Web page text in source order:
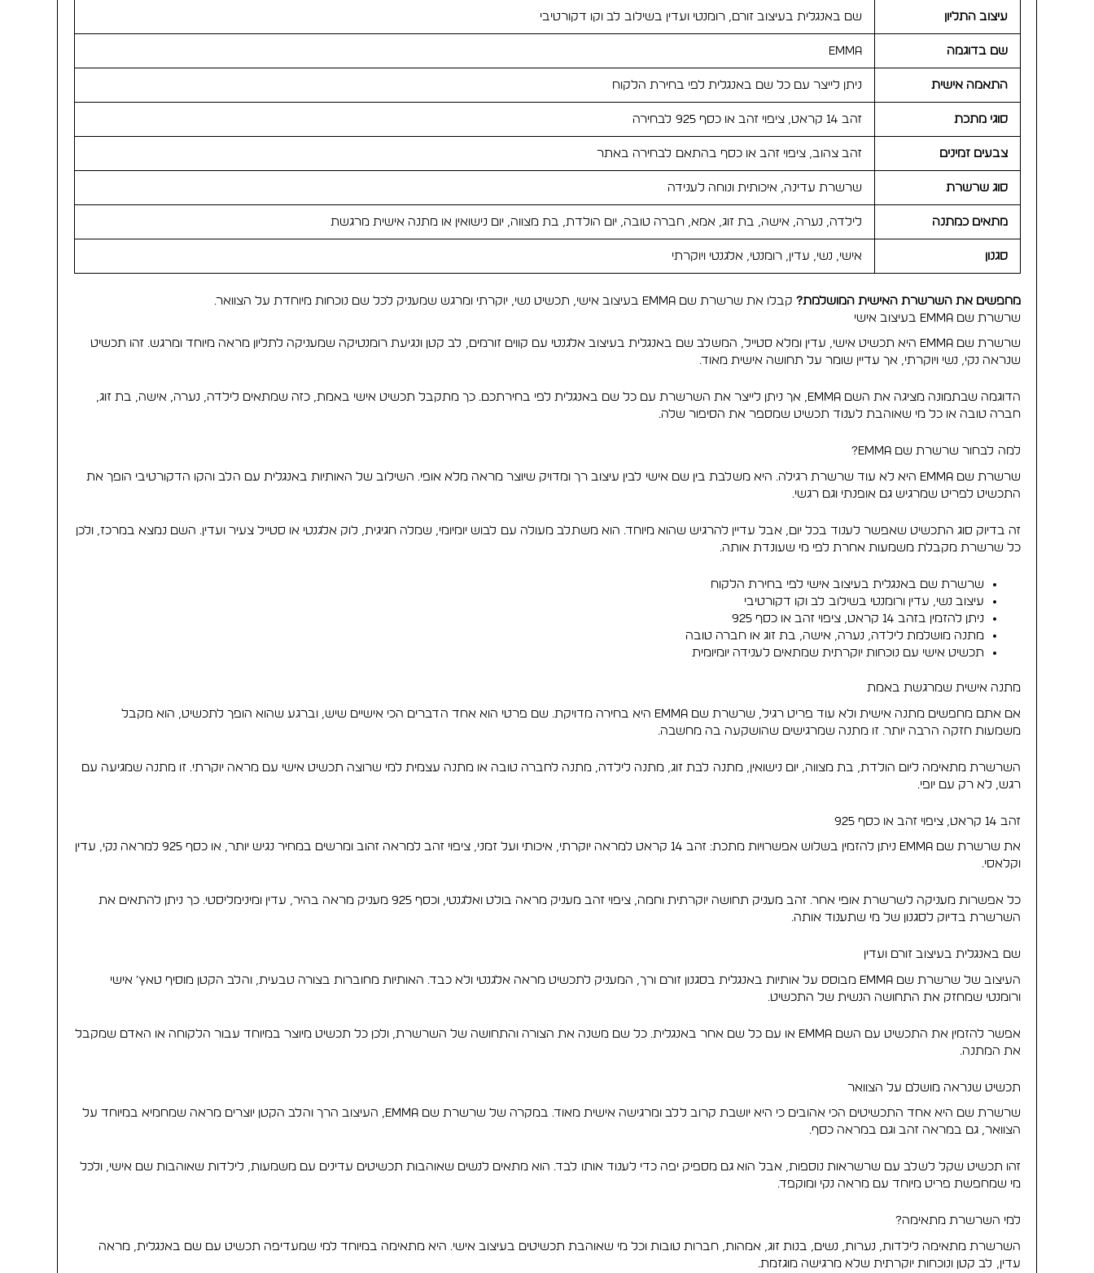
עיצוב התליון שם באנגלית בעיצוב זורם, רומנטי ועדין בשילוב לב וקו דקורטיבי
שם בדוגמה Emma
התאמה אישית ניתן לייצר עם כל שם באנגלית לפי בחירת הלקוח
סוגי מתכת זהב 14 קראט, ציפוי זהב או כסף 925 לבחירה
צבעים זמינים זהב צהוב, ציפוי זהב או כסף בהתאם לבחירה באתר
סוג שרשרת שרשרת עדינה, איכותית ונוחה לענידה
מתאים כמתנה לילדה, נערה, אישה, בת זוג, אמא, חברה טובה, יום הולדת, בת מצווה, יום נישואין או מתנה אישית מרגשת
סגנון אישי, נשי, עדין, רומנטי, אלגנטי ויוקרתי
מחפשים את השרשרת האישית המושלמת? קבלו את שרשרת שם Emma בעיצוב אישי, תכשיט נשי, יוקרתי ומרגש שמעניק לכל שם נוכחות מיוחדת על הצוואר.
שרשרת שם Emma בעיצוב אישי
שרשרת שם Emma היא תכשיט אישי, עדין ומלא סטייל, המשלב שם באנגלית בעיצוב אלגנטי עם קווים זורמים, לב קטן ונגיעת רומנטיקה שמעניקה לתליון מראה מיוחד ומרגש. זהו תכשיט
שנראה נקי, נשי ויוקרתי, אך עדיין שומר על תחושה אישית מאוד.
הדוגמה שבתמונה מציגה את השם Emma, אך ניתן לייצר את השרשרת עם כל שם באנגלית לפי בחירתכם. כך מתקבל תכשיט אישי באמת, כזה שמתאים לילדה, נערה, אישה, בת זוג,
חברה טובה או כל מי שאוהבת לענוד תכשיט שמספר את הסיפור שלה.
למה לבחור שרשרת שם Emma?
שרשרת שם Emma היא לא עוד שרשרת רגילה. היא משלבת בין שם אישי לבין עיצוב רך ומדויק שיוצר מראה מלא אופי. השילוב של האותיות באנגלית עם הלב והקו הדקורטיבי הופך את
התכשיט לפריט שמרגיש גם אופנתי וגם רגשי.
זה בדיוק סוג התכשיט שאפשר לענוד בכל יום, אבל עדיין להרגיש שהוא מיוחד. הוא משתלב מעולה עם לבוש יומיומי, שמלה חגיגית, לוק אלגנטי או סטייל צעיר ועדין. השם נמצא במרכז, ולכן
כל שרשרת מקבלת משמעות אחרת לפי מי שעונדת אותה.
שרשרת שם באנגלית בעיצוב אישי לפי בחירת הלקוח
עיצוב נשי, עדין ורומנטי בשילוב לב וקו דקורטיבי
ניתן להזמין בזהב 14 קראט, ציפוי זהב או כסף 925
מתנה מושלמת לילדה, נערה, אישה, בת זוג או חברה טובה
תכשיט אישי עם נוכחות יוקרתית שמתאים לענידה יומיומית
מתנה אישית שמרגשת באמת
אם אתם מחפשים מתנה אישית ולא עוד פריט רגיל, שרשרת שם Emma היא בחירה מדויקת. שם פרטי הוא אחד הדברים הכי אישיים שיש, וברגע שהוא הופך לתכשיט, הוא מקבל
משמעות חזקה הרבה יותר. זו מתנה שמרגישים שהושקעה בה מחשבה.
השרשרת מתאימה ליום הולדת, בת מצווה, יום נישואין, מתנה לבת זוג, מתנה לילדה, מתנה לחברה טובה או מתנה עצמית למי שרוצה תכשיט אישי עם מראה יוקרתי. זו מתנה שמגיעה עם
רגש, לא רק עם יופי.
זהב 14 קראט, ציפוי זהב או כסף 925
את שרשרת שם Emma ניתן להזמין בשלוש אפשרויות מתכת: זהב 14 קראט למראה יוקרתי, איכותי ועל זמני, ציפוי זהב למראה זהוב ומרשים במחיר נגיש יותר, או כסף 925 למראה נקי, עדין
וקלאסי.
כל אפשרות מעניקה לשרשרת אופי אחר. זהב מעניק תחושה יוקרתית וחמה, ציפוי זהב מעניק מראה בולט ואלגנטי, וכסף 925 מעניק מראה בהיר, עדין ומינימליסטי. כך ניתן להתאים את
השרשרת בדיוק לסגנון של מי שתענוד אותה.
שם באנגלית בעיצוב זורם ועדין
העיצוב של שרשרת שם Emma מבוסס על אותיות באנגלית בסגנון זורם ורך, המעניק לתכשיט מראה אלגנטי ולא כבד. האותיות מחוברות בצורה טבעית, והלב הקטן מוסיף טאץ׳ אישי
ורומנטי שמחזק את התחושה הנשית של התכשיט.
אפשר להזמין את התכשיט עם השם Emma או עם כל שם אחר באנגלית. כל שם משנה את הצורה והתחושה של השרשרת, ולכן כל תכשיט מיוצר במיוחד עבור הלקוחה או האדם שמקבל
את המתנה.
תכשיט שנראה מושלם על הצוואר
שרשרת שם היא אחד התכשיטים הכי אהובים כי היא יושבת קרוב ללב ומרגישה אישית מאוד. במקרה של שרשרת שם Emma, העיצוב הרך והלב הקטן יוצרים מראה שמחמיא במיוחד על
הצוואר, גם במראה זהב וגם במראה כסף.
זהו תכשיט שקל לשלב עם שרשראות נוספות, אבל הוא גם מספיק יפה כדי לענוד אותו לבד. הוא מתאים לנשים שאוהבות תכשיטים עדינים עם משמעות, לילדות שאוהבות שם אישי, ולכל
מי שמחפשת פריט מיוחד עם מראה נקי ומוקפד.
למי השרשרת מתאימה?
השרשרת מתאימה לילדות, נערות, נשים, בנות זוג, אמהות, חברות טובות וכל מי שאוהבת תכשיטים בעיצוב אישי. היא מתאימה במיוחד למי שמעדיפה תכשיט עם שם באנגלית, מראה
עדין, לב קטן ונוכחות יוקרתית שלא מרגישה מוגזמת.